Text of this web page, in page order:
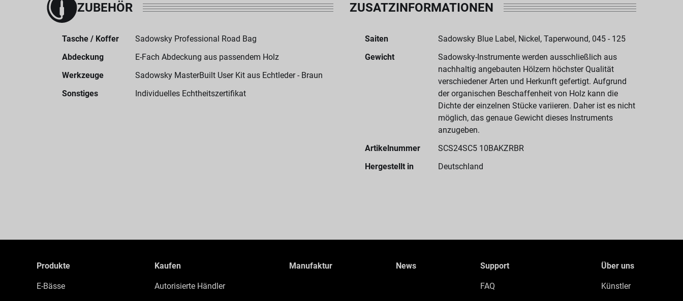
ZUBEHÖR
Tasche / Koffer
Sadowsky Professional Road Bag
Abdeckung
E-Fach Abdeckung aus passendem Holz
Werkzeuge
Sadowsky MasterBuilt User Kit aus Echtleder - Braun
Sonstiges
Individuelles Echtheitszertifikat
ZUSATZINFORMATIONEN
Saiten
Sadowsky Blue Label, Nickel, Taperwound, 045 - 125
Gewicht
Sadowsky-Instrumente werden ausschließlich aus
nachhaltig angebauten Hölzern höchster Qualität
verschiedener Arten und Herkunft gefertigt. Aufgrund
der organischen Beschaffenheit von Holz kann die
Dichte der einzelnen Stücke variieren. Daher ist es nicht
möglich, das genaue Gewicht dieses Instruments
anzugeben.
Artikelnummer
SCS24SC5 10BAKZRBR
Hergestellt in
Deutschland
Produkte
E-Bässe
Kaufen
Autorisierte Händler
Manufaktur News Support
FAQ
Über uns
Künstler